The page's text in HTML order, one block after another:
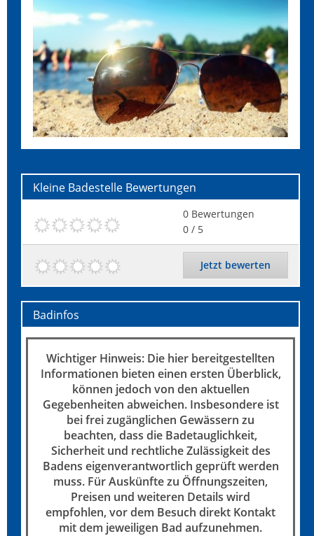
Kleine Badestelle Bewertungen
0 Bewertungen
0 / 5
Jetzt bewerten
Badinfos
Wichtiger Hinweis: Die hier bereitgestellten
Informationen bieten einen ersten Überblick,
können jedoch von den aktuellen
Gegebenheiten abweichen. Insbesondere ist
bei frei zugänglichen Gewässern zu
beachten, dass die Badetauglichkeit,
Sicherheit und rechtliche Zulässigkeit des
Badens eigenverantwortlich geprüft werden
muss. Für Auskünfte zu Öffnungszeiten,
Preisen und weiteren Details wird
empfohlen, vor dem Besuch direkt Kontakt
mit dem jeweiligen Bad aufzunehmen.